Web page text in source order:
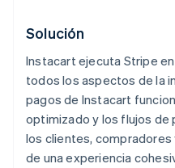
Solución
Instacart ejecuta Stripe
todos los aspectos de la
pagos de Instacart
optimizado y los flujos de
los clientes,
de una experiencia